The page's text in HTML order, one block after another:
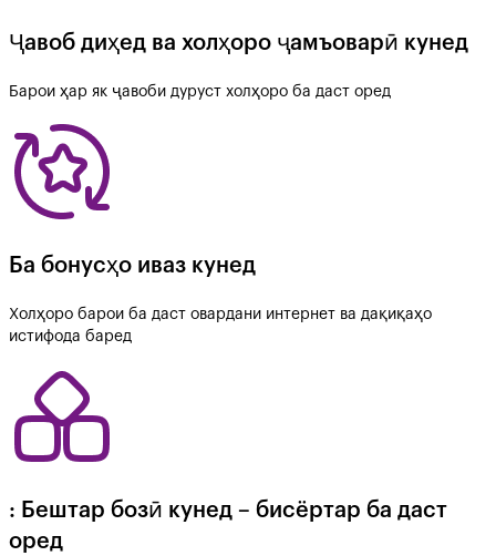
Ҷавоб диҳед ва холҳоро ҷамъоварӣ кунед
Барои ҳар як ҷавоби дуруст холҳоро ба даст оред
Ба бонусҳо иваз кунед
Холҳоро барои ба даст овардани интернет ва дақиқаҳо
истифода баред
: Бештар бозӣ кунед – бисёртар ба даст
оред